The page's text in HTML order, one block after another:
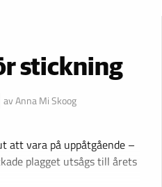
stickning
av Anna Mi Skoog
att vara på uppåtgående –
plagget utsågs till årets